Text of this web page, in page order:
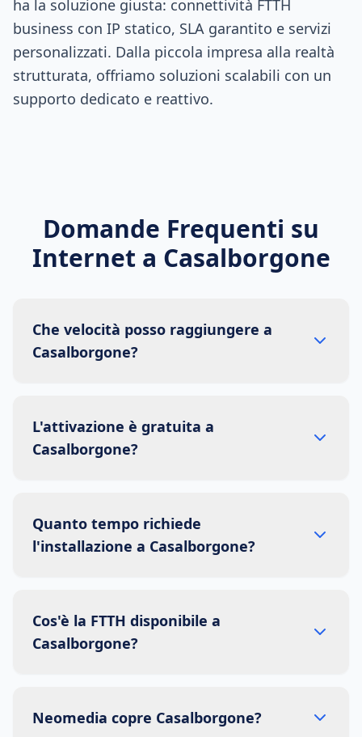
ha la soluzione giusta: connettività FTTH
business con IP statico, SLA garantito e servizi
personalizzati. Dalla piccola impresa alla realtà
strutturata, offriamo soluzioni scalabili con un
supporto dedicato e reattivo.
Domande Frequenti su
Internet a Casalborgone
Che velocità posso raggiungere a
Casalborgone?
L'attivazione è gratuita a
Casalborgone?
Quanto tempo richiede
l'installazione a Casalborgone?
Cos'è la FTTH disponibile a
Casalborgone?
Neomedia copre Casalborgone?